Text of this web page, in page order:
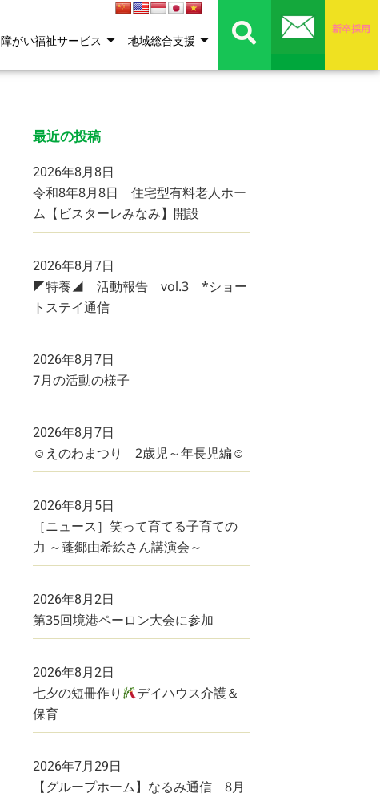
障がい福祉サービス 地域総合支援
最近の投稿
2026年8月8日
令和8年8月8日 住宅型有料老人ホー
ム【ビスターレみなみ】開設
2026年8月7日
◤特養◢ 活動報告 vol.3 *ショー
トステイ通信
2026年8月7日
7月の活動の様子
2026年8月7日
☺えのわまつり 2歳児～年長児編☺
2026年8月5日
［ニュース］笑って育てる子育ての
力 ～蓬郷由希絵さん講演会～
2026年8月2日
第35回境港ペーロン大会に参加
2026年8月2日
七夕の短冊作り
デイハウス介護＆
保育
2026年7月29日
【グループホーム】なるみ通信 8月